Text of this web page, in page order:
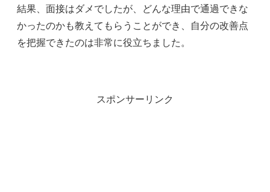
結果、面接はダメでしたが、どんな理由で通過できな
かったのかも教えてもらうことができ、自分の改善点
を把握できたのは非常に役立ちました。
スポンサーリンク